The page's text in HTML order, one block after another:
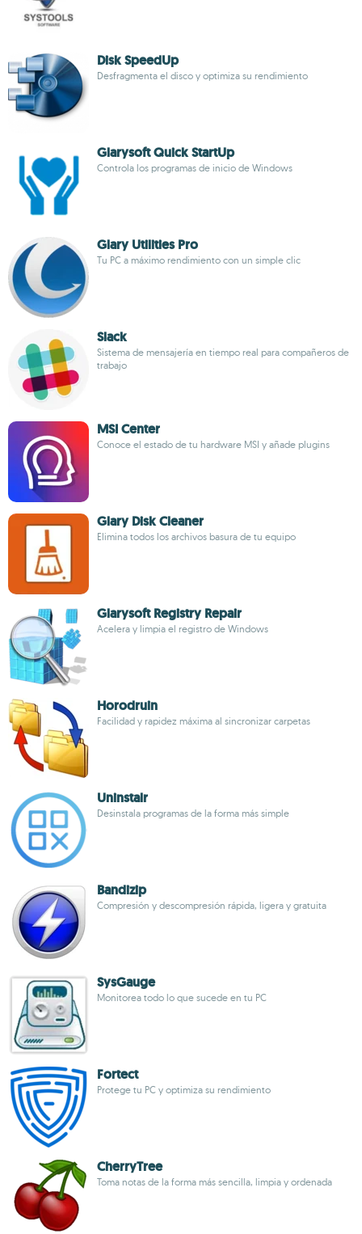
Disk SpeedUp
Desfragmenta el disco y optimiza su rendimiento
Glarysoft Quick StartUp
Controla los programas de inicio de Windows
Glary Utilities Pro
Tu PC a máximo rendimiento con un simple clic
Slack
Sistema de mensajería en tiempo real para compañeros de
trabajo
MSI Center
Conoce el estado de tu hardware MSI y añade plugins
Glary Disk Cleaner
Elimina todos los archivos basura de tu equipo
Glarysoft Registry Repair
Acelera y limpia el registro de Windows
Horodruin
Facilidad y rapidez máxima al sincronizar carpetas
Uninstalr
Desinstala programas de la forma más simple
Bandizip
Compresión y descompresión rápida, ligera y gratuita
SysGauge
Monitorea todo lo que sucede en tu PC
Fortect
Protege tu PC y optimiza su rendimiento
CherryTree
Toma notas de la forma más sencilla, limpia y ordenada